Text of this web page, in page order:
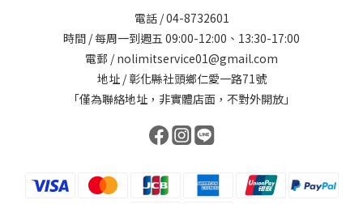
電話 / 04-8732601
時間 / 每周一到週五 09:00-12:00、13:30-17:00
電郵 / nolimitservice01@gmail.com
地址 / 彰化縣社頭鄉仁愛一路71號
「僅為聯絡地址，非實體店面，不對外開放」